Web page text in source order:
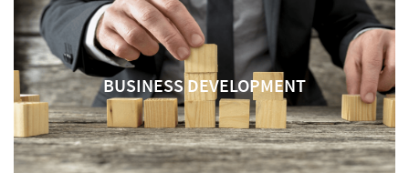
BUSINESS DEVELOPMENT